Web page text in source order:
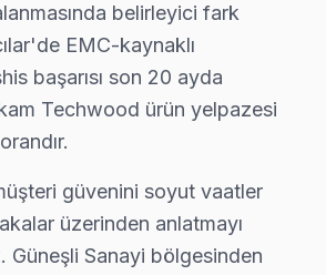
TV Servisi
Techwood televizyonunuz
TV Servisi
Techwood televizyonunuz
TV Servisi
Techwood
belirleyici fark
EMC-kaynaklı
başarısı son 20 ayda
Techwood ürün yelpazesi
güvenini soyut vaatler
üzerinden anlatmayı
Güneşli Sanayi bölgesinden